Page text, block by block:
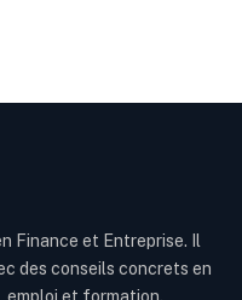
Finance et Entreprise. Il
des conseils concrets en